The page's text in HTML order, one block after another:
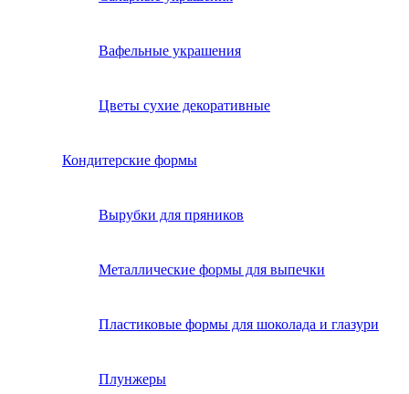
Вафельные украшения
Цветы сухие декоративные
Кондитерские формы
Вырубки для пряников
Металлические формы для выпечки
Пластиковые формы для шоколада и глазури
Плунжеры